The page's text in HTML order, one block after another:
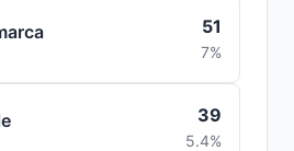
51
7%
39
5.4%